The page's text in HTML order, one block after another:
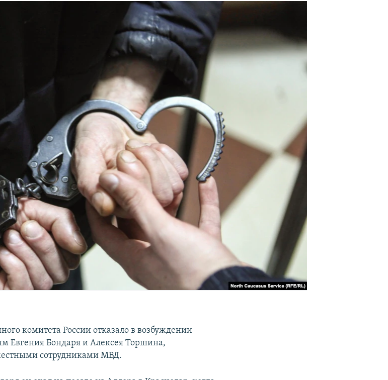
комитета России отказало в возбуждении
Евгения Бондаря и Алексея Торшина,
сотрудниками МВД.